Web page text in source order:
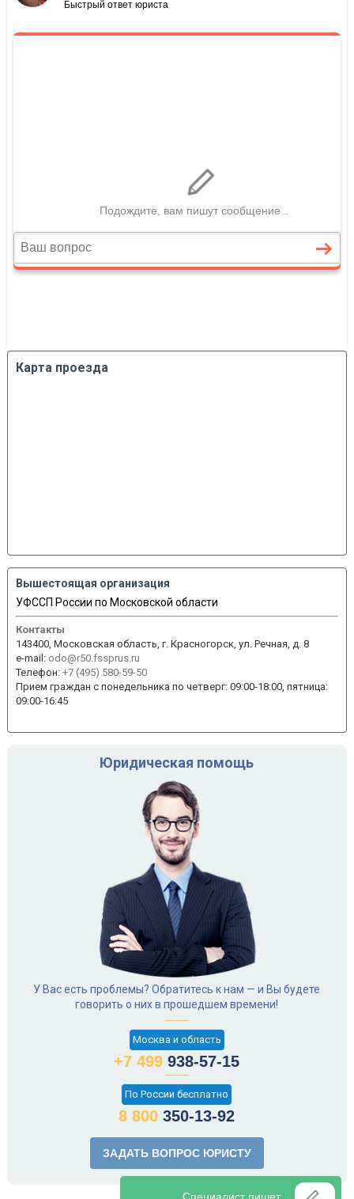
Карта проезда
Вышестоящая организация
УФССП России по Московской области
Контакты
143400, Московская область, г. Красногорск, ул. Речная, д. 8
e-mail:odo@r50.fssprus.ru
Телефон:+7 (495) 580-59-50
Прием граждан с понедельника по четверг: 09:00-18:00, пятница:
09:00-16:45
Юридическая помощь
У Вас есть проблемы? Обратитесь к нам — и Вы будете
говорить о них в прошедшем времени!
Москва и область
+7 499 938-57-15
По России бесплатно
8 800 350-13-92